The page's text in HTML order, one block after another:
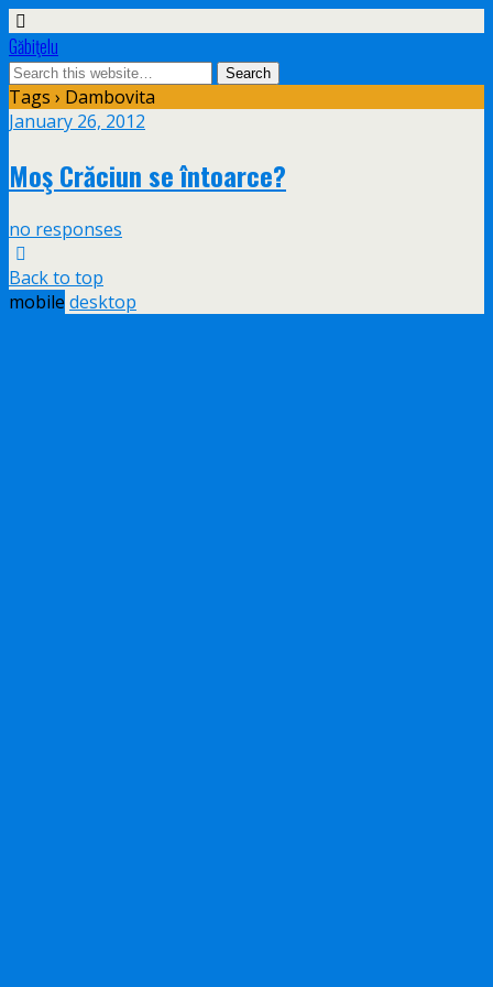
Găbiţelu
Tags › Dambovita
January 26, 2012
Moş Crăciun se întoarce?
no responses
Back to top
mobile desktop